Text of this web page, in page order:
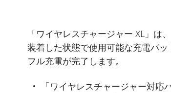
「ワイヤレスチャージャー XL」
装着した状態で使用可能な充電パ
フル充電が完了します。
「ワイヤレスチャージャー対